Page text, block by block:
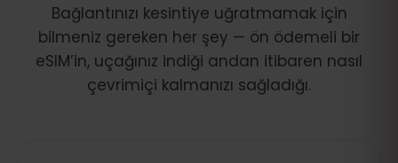
Bağlantınızı kesintiye uğratmamak için
bilmeniz gereken her şey — ön ödemeli bir
eSIM’in, uçağınız indiği andan itibaren nasıl
çevrimiçi kalmanızı sağladığı.